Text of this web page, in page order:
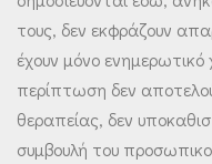
τους, δεν εκφράζουν
έχουν μόνο
περίπτωση δεν
θεραπείας, δεν
συμβουλή του